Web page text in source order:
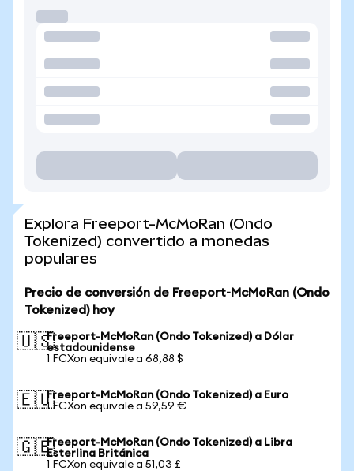
Explora Freeport-McMoRan (Ondo
Tokenized) convertido a monedas
populares
Precio de conversión de Freeport-McMoRan (Ondo
Tokenized) hoy
🇺🇸Freeport-McMoRan (Ondo Tokenized) a Dólar
estadounidense
1 FCXon equivale a 68,88 $
🇪🇺Freeport-McMoRan (Ondo Tokenized) a Euro
1 FCXon equivale a 59,59 €
🇬🇧Freeport-McMoRan (Ondo Tokenized) a Libra
Esterlina Británica
1 FCXon equivale a 51,03 £